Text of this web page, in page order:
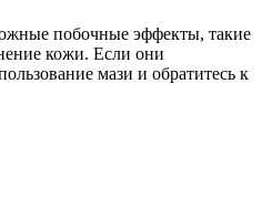
побочные эффекты, такие
кожи. Если они
мази и обратитесь к